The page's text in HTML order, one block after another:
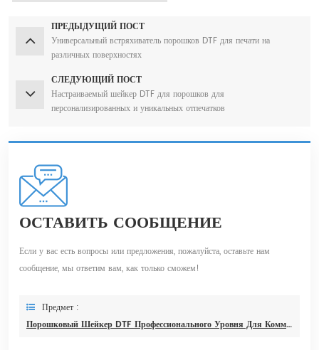
ПРЕДЫДУЩИЙ ПОСТ
Универсальный встряхиватель порошков DTF для печати на
различных поверхностях
СЛЕДУЮЩИЙ ПОСТ
Настраиваемый шейкер DTF для порошков для
персонализированных и уникальных отпечатков
ОСТАВИТЬ СООБЩЕНИЕ
Если у вас есть вопросы или предложения, пожалуйста, оставьте нам
сообщение, мы ответим вам, как только сможем!
Предмет :
Порошковый Шейкер DTF Профессионального Уровня Для Коммерческих Полиграфических Предприятий